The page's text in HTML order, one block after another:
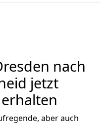
nach
jetzt
aber auch